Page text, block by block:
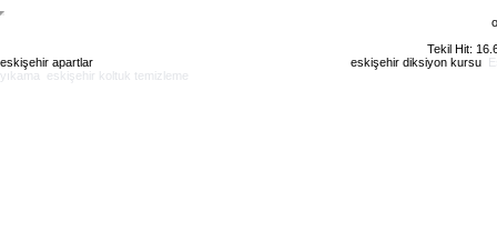
Tekil Hit:
eskişehir apartlar
eskişehir diksiyon kursu
yıkama
eskişehir koltuk temizleme